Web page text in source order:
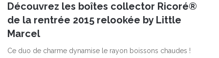
Découvrez les boîtes collector Ricoré®
de la rentrée 2015 relookée by Little
Marcel
Ce duo de charme dynamise le rayon boissons chaudes !